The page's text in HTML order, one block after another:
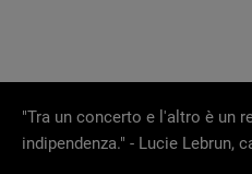
"Tra un concerto e l'altro è un
indipendenza." - Lucie Lebrun,